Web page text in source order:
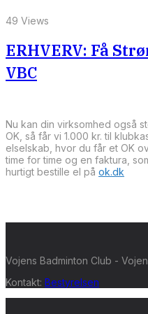
49 Views
ERHVERV: Få
VBC
Nu kan din virksomhed også
OK, så får vi 1.000 kr. til
elselskab, hvor du får et OK
time for time og en faktura,
hurtigt bestille el på ok.dk
Vojens Badminton Club -
Kontakt: Bestyrelsen